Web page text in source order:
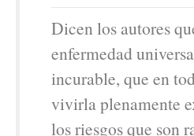
Dicen los autores
enfermedad
incurable, que en
vivirla plenamente
los riesgos que son